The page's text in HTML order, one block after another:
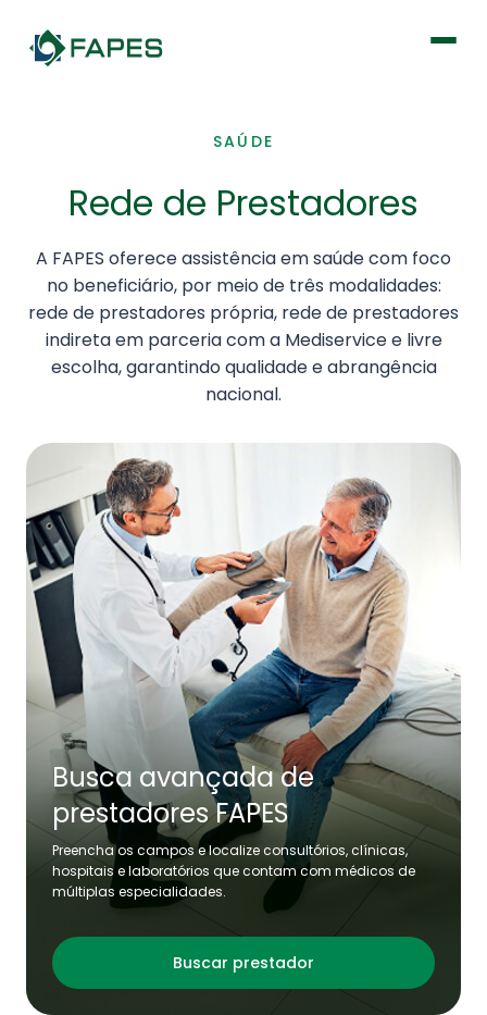
Fique por dentro
Previdência
Saúde
Portal de Serviços
SAÚDE
Rede de Prestadores
A FAPES oferece assistência em saúde com foco
no beneficiário, por meio de três modalidades:
rede de prestadores própria, rede de prestadores
indireta em parceria com a Mediservice e livre
escolha, garantindo qualidade e abrangência
nacional.
Busca avançada de
prestadores FAPES
Preencha os campos e localize consultórios, clínicas,
hospitais e laboratórios que contam com médicos de
múltiplas especialidades.
Buscar prestador